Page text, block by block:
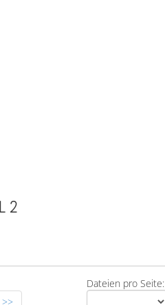
2
Dateien pro Seite:
>>